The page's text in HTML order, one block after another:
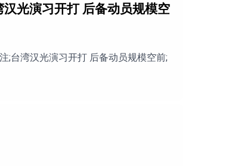
光演习开打 后备动员规模空
;台湾汉光演习开打 后备动员规模空前;